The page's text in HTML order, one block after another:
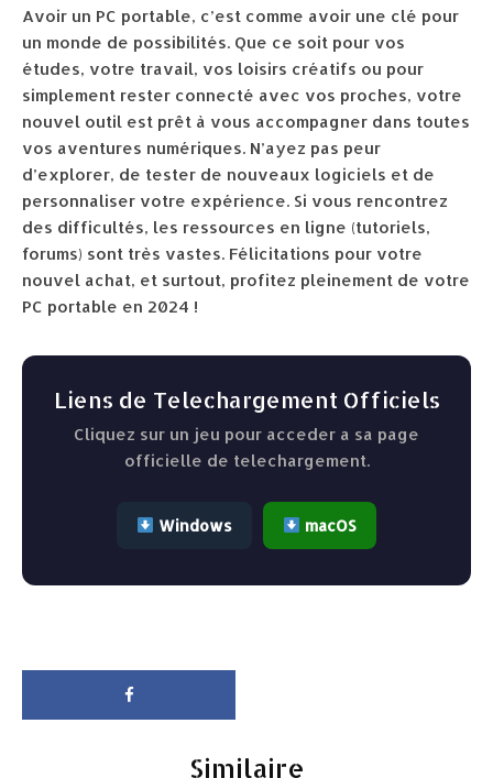
Avoir un PC portable, c’est comme avoir une clé pour
un monde de possibilités. Que ce soit pour vos
études, votre travail, vos loisirs créatifs ou pour
simplement rester connecté avec vos proches, votre
nouvel outil est prêt à vous accompagner dans toutes
vos aventures numériques. N’ayez pas peur
d’explorer, de tester de nouveaux logiciels et de
personnaliser votre expérience. Si vous rencontrez
des difficultés, les ressources en ligne (tutoriels,
forums) sont très vastes. Félicitations pour votre
nouvel achat, et surtout, profitez pleinement de votre
PC portable en 2024 !
Liens de Telechargement Officiels
Cliquez sur un jeu pour acceder a sa page
officielle de telechargement.
Windows macOS
Similaire